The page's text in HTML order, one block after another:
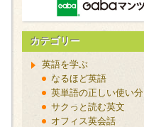
カテゴリー
英語を学ぶ
なるほど英語
英単語の正しい使い
サクっと読む英文
オフィス英会話